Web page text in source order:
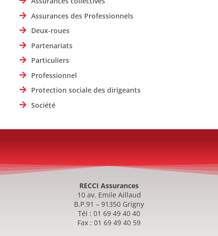
Assurances des Professionnels
Deux-roues
Partenariats
Particuliers
Professionnel
Protection sociale des dirigeants
Société
RECCI Assurances
10 av. Emile Aillaud
B.P.91 – 91350 Grigny
Tél : 01 69 49 40 40
Fax : 01 69 49 40 59